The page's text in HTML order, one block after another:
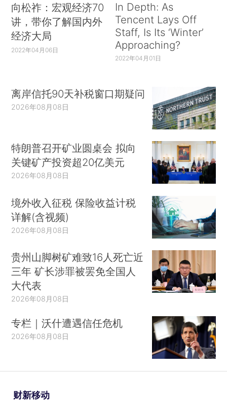
向松祚：宏观经济70
讲，带你了解国内外
经济大局
2022年04月06日
In Depth: As
Tencent Lays Off
Staff, Is Its ‘Winter’
Approaching?
2022年04月01日
离岸信托90天补税窗口期疑问
2026年08月08日
特朗普召开矿业圆桌会 拟向
关键矿产投资超20亿美元
2026年08月08日
境外收入征税 保险收益计税
详解(含视频)
2026年08月08日
贵州山脚树矿难致16人死亡近
三年 矿长涉罪被罢免全国人
大代表
2026年08月08日
专栏｜沃什遭遇信任危机
2026年08月08日
财新移动